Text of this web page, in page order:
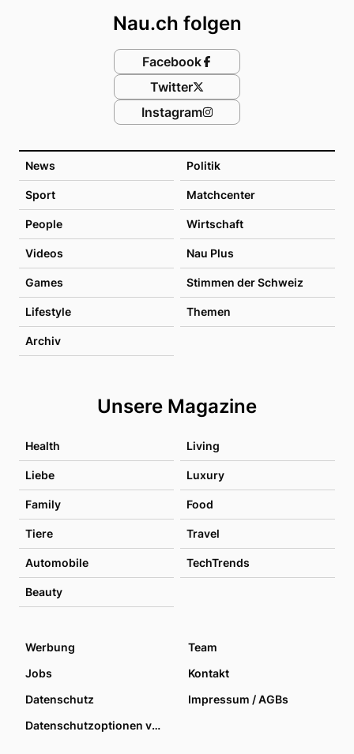
News Politik
Sport Matchcenter
People Wirtschaft
Videos Nau Plus
Games Stimmen der Schweiz
Lifestyle Themen
Archiv
Unsere Magazine
Health Living
Liebe Luxury
Family Food
Tiere Travel
Automobile TechTrends
Beauty
Nau.ch folgen
Facebook
Twitter
Instagram
Werbung
Team
Jobs
Kontakt
Datenschutz
Impressum / AGBs
Datenschutzoptionen verwalten